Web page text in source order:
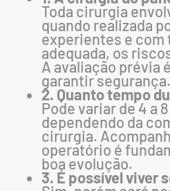
Toda cirurgia
quando realizada
experientes e com
adequada, os
A avaliação prévia
garantir segurança.
2. Quanto tempo
Pode variar de 4 a
dependendo da
cirurgia.
operatório é
boa evolução.
3. É possível viver